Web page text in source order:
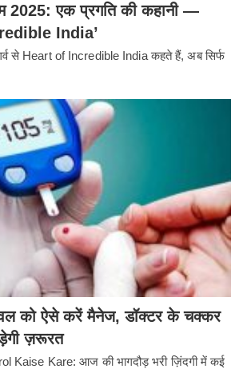
2025: एक प्रगति की कहानी —
India’
से Heart of Incredible India कहते हैं, अब सिर्फ
को ऐसे करें मैनेज, डॉक्टर के चक्कर
ज़रूरत
Kaise Kare: आज की भागदौड़ भरी ज़िंदगी में कई